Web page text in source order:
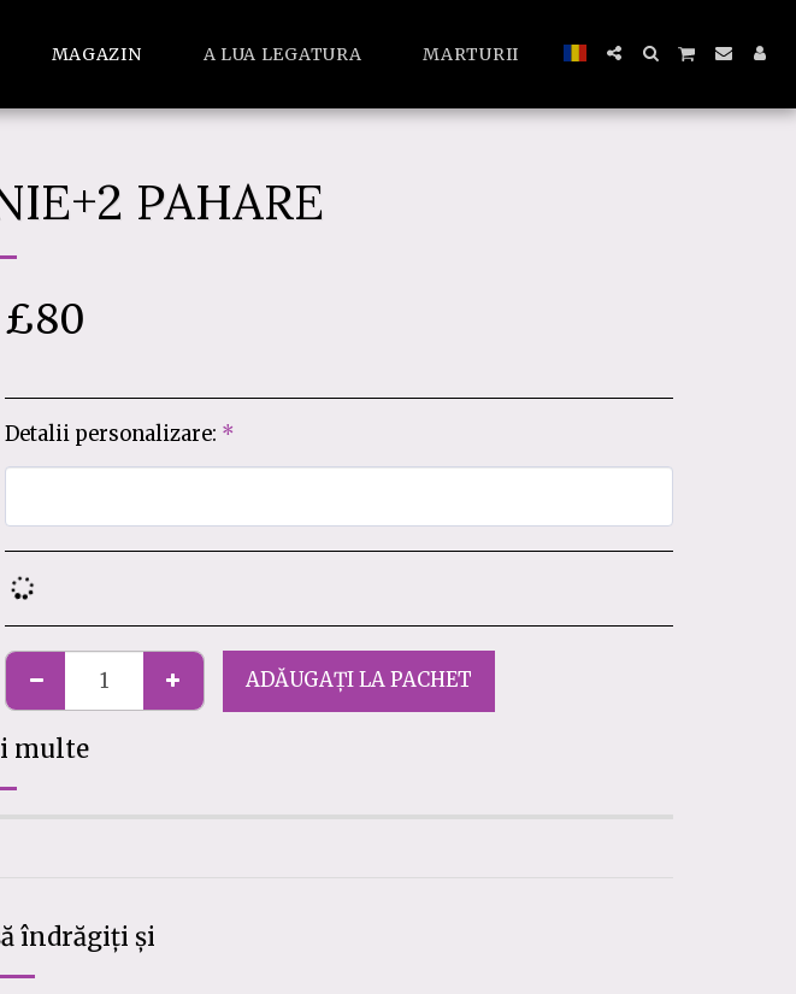
MAGAZIN A LUA LEGATURA MARTURII
PAHARE
£80
Detalii personalizare: *
ADĂUGAȚI LA PACHET
multe
îndrăgiți și